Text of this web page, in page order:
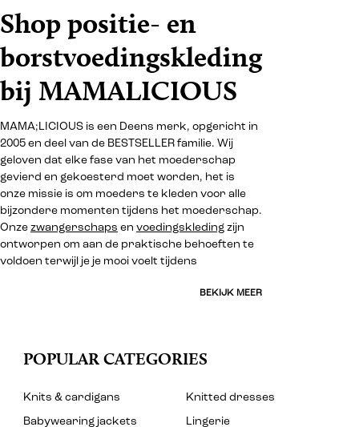
Shop positie- en
borstvoedingskleding
bij MAMALICIOUS
MAMA;LICIOUS is een Deens merk, opgericht in
2005 en deel van de BESTSELLER familie. Wij
geloven dat elke fase van het moederschap
gevierd en gekoesterd moet worden, het is
onze missie is om moeders te kleden voor alle
bijzondere momenten tijdens het moederschap.
Onze zwangerschaps en voedingskleding zijn
ontworpen om aan de praktische behoeften te
voldoen terwijl je je mooi voelt tijdens
BEKIJK MEER
POPULAR CATEGORIES
Knits & cardigans
Knitted dresses
Babywearing jackets
Lingerie